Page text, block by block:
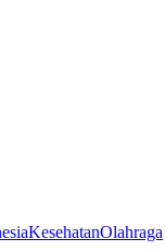
KesehatanOlahraga